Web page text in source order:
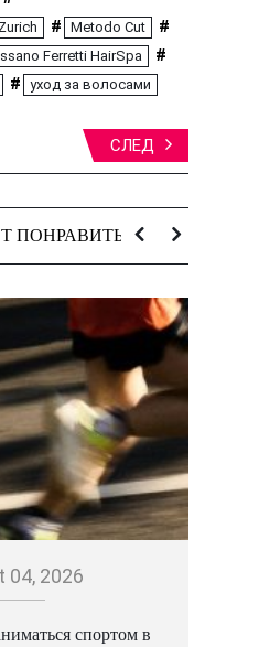
# Metodo Cut #
Ferretti HairSpa #
# уход за волосами
СЛЕД
ПОНРАВИТЬСЯ:
04, 2026
спортом в